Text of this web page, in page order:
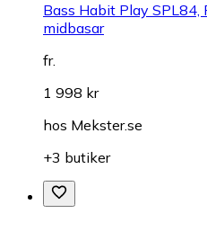
Bass Habit Play SPL84,
midbasar
fr.
1 998 kr
hos Mekster.se
+3 butiker